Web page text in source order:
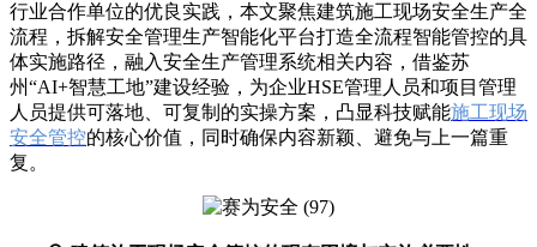
行业合作单位的优良实践，本文聚焦建筑施工现场安全生产全
流程，拆解安全管理生产智能化平台打造全流程智能管控的具
体实施路径，融入安全生产管理系统相关内容，借鉴苏
州“AI+智慧工地”建设经验，为企业HSE管理人员和项目管理
人员提供可落地、可复制的实操方案，凸显科技赋能施工现场
安全管控的核心价值，同时确保内容新颖、避免与上一篇重
复。